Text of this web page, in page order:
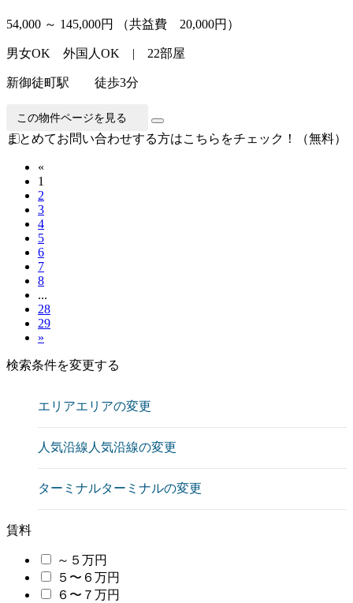
54,000 ～ 145,000円 （共益費 20,000円）
男女OK 外国人OK | 22部屋
新御徒町駅 徒歩3分
この物件ページを見る
まとめてお問い合わせする方はこちらをチェック！（無料）
«
1
2
3
4
5
6
7
8
...
28
29
»
検索条件を変更する
エリアエリアの変更
人気沿線 人気沿線の変更
ターミナルターミナルの変更
賃料
～５万円
５〜６万円
６〜７万円